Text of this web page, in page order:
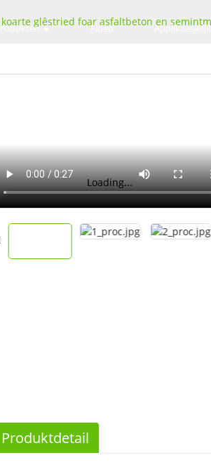
Fideo
glêstried foar asfaltbeton en
Loading...
Loading...
Produktdetail